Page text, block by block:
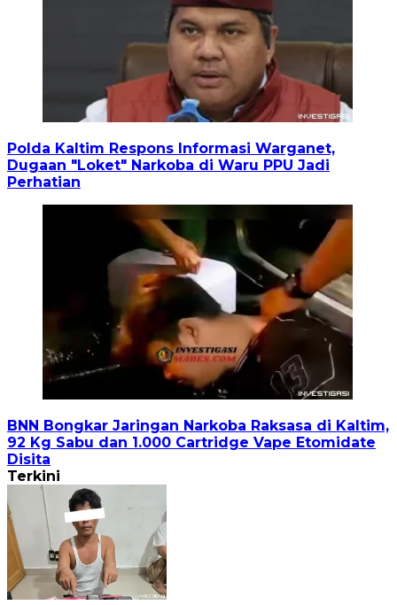
Polda Kaltim Respons Informasi Warganet,
Dugaan "Loket" Narkoba di Waru PPU Jadi
Perhatian
BNN Bongkar Jaringan Narkoba Raksasa di Kaltim,
92 Kg Sabu dan 1.000 Cartridge Vape Etomidate
Disita
Terkini